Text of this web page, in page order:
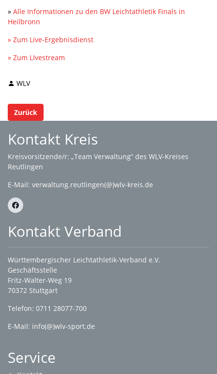
» Alle Informationen zu den BW Leichtathletik Finals in
Heilbronn
» Zum Live-Ergebnisdienst
» Zum LIvestream
WLV
Zurück
Kontakt Kreis
Kreisvorsitzende/r: „Team Verwaltung“ des WLV-Kreises
Reutlingen
E-Mail: verwaltung.reutlingen(@)wlv-kreis.de
Kontakt Verband
Württembergischer Leichtathletik-Verband e.V.
Geschäftsstelle
Fritz-Walter-Weg 19
70372 Stuttgart
Telefon: 0711 28077-700
E-Mail: info(@)wlv-sport.de
Service